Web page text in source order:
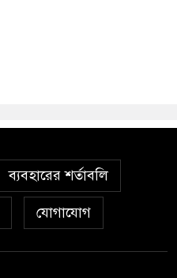
ব্যবহারের শর্তাবলি
যোগাযোগ